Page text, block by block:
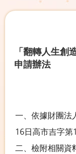
「翻轉人生創
申請辦法
一、依據財團法
16日高市吉字第
二、檢附相關資